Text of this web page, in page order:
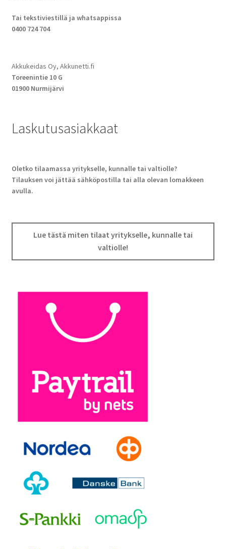
Tai tekstiviestillä ja whatsappissa
0400 724 704
Akkukeidas Oy, Akkunetti.fi
Toreenintie 10 G
01900 Nurmijärvi
Laskutusasiakkaat
Oletko tilaamassa yritykselle, kunnalle tai valtiolle?
Tilauksen voi jättää sähköpostilla tai alla olevan lomakkeen
avulla.
Lue tästä miten tilaat yritykselle, kunnalle tai
valtiolle!